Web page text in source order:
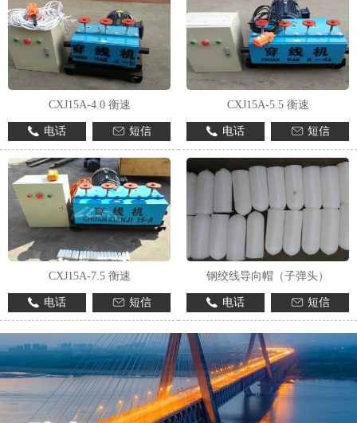
CXJ15A-4.0 衡速
电话 短信
CXJ15A-5.5 衡速
电话 短信
CXJ15A-7.5 衡速
电话 短信
钢绞线导向帽（子弹头）
电话 短信